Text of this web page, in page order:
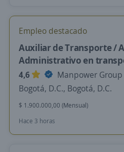
Empleo destacado
Auxiliar de Transporte /
Administrativo en
4,6
Manpower
Bogotá, D.C., Bogotá, D.C.
$ 1.900.000,00 (Mensual)
Hace 3 horas